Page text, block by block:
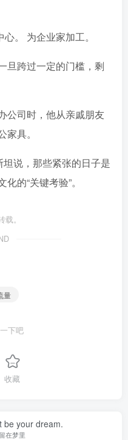
。 为企业家加工。
旦跨过一定的门槛，剩
公司时，他从亲戚朋友
具。
说，那些紧张的日子是
的“关键考验”。
。
量
下吧
收藏
be your dream.
在梦里